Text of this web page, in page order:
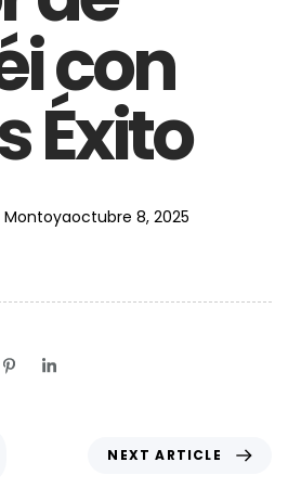
con
Éxito
Montoyaoctubre 8, 2025
NEXT ARTICLE